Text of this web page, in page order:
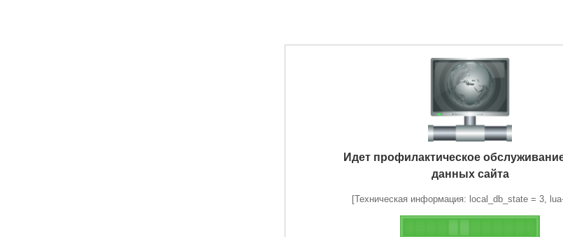
Идет профилактическое
данных сайта
[Техническая информация: local_db_state = 3,